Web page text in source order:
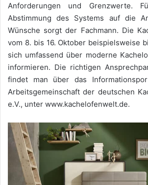
Anforderungen und Grenzwerte.
Abstimmung des Systems auf die
Wünsche sorgt der Fachmann. Die
vom 8. bis 16. Oktober beispielsweise
sich umfassend über moderne
informieren. Die richtigen
findet man über das
Arbeitsgemeinschaft der deutschen
e.V., unter www.kachelofenwelt.de.